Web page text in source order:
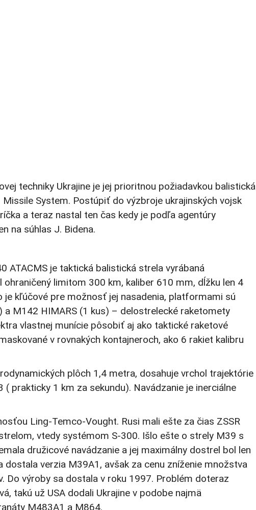
techniky Ukrajine je jej prioritnou požiadavkou balistická
System. Postúpiť do výzbroje ukrajinských vojsk
a teraz nastal ten čas kedy je podľa agentúry
na súhlas J. Bidena.
ATACMS je taktická balistická strela vyrábaná
limitom 300 km, kaliber 610 mm, dĺžku len 4
kľúčové pre možnosť jej nasadenia, platformami sú
M142 HIMARS (1 kus) – delostrelecké raketomety
vlastnej munície pôsobiť aj ako taktické raketové
v rovnakých kontajneroch, ako 6 rakiet kalibru
plôch 1,4 metra, dosahuje vrchol trajektórie
prakticky 1 km za sekundu). Navádzanie je inerciálne
Ling-Temco-Vought. Rusi mali ešte za čias ZSSR
vtedy systémom S-300. Išlo ešte o strely M39 s
družicové navádzanie a jej maximálny dostrel bol len
verzia M39A1, avšak za cenu zníženie množstva
Do výroby sa dostala v roku 1997. Problém doteraz
takú už USA dodali Ukrajine v podobe najmä
M483A1 a M864.